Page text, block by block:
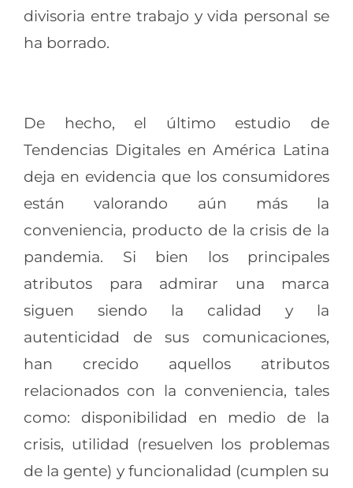
divisoria entre trabajo y vida personal se
ha borrado.
De hecho, el último estudio de
Tendencias Digitales en América Latina
deja en evidencia que los consumidores
están valorando aún más la
conveniencia, producto de la crisis de la
pandemia. Si bien los principales
atributos para admirar una marca
siguen siendo la calidad y la
autenticidad de sus comunicaciones,
han crecido aquellos atributos
relacionados con la conveniencia, tales
como: disponibilidad en medio de la
crisis, utilidad (resuelven los problemas
de la gente) y funcionalidad (cumplen su